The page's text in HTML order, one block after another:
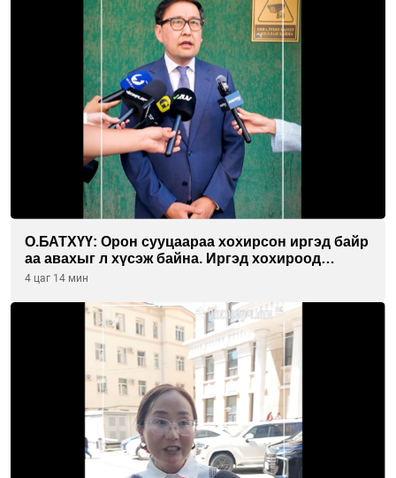
О.БАТХҮҮ: Орон сууцаараа хохирсон иргэд байр
аа авахыг л хүсэж байна. Иргэд хохироод
байгаа учраас Засгийн газар доривтой арга
4 цаг 14 мин